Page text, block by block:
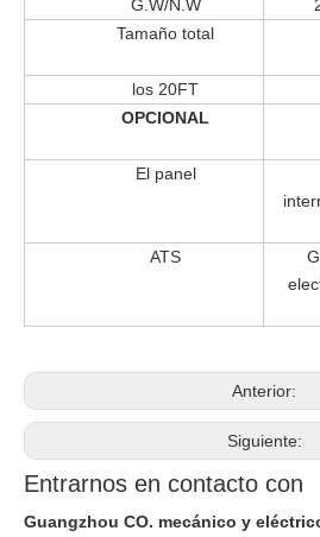
G.W/N.W
Tamaño total
los 20FT
OPCIONAL
El panel
ATS
Anterior:
Siguiente:
Entrarnos en contacto con
Guangzhou CO. mecánico y